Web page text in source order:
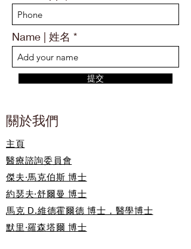
Name | 姓名
提交
關於我們
主頁
醫療諮詢委員會
傑夫·馬克伯斯 博士
約瑟夫·舒爾曼 博士
馬克 D.維德霍爾德 博士，醫學博士
默里·羅森塔爾 博士